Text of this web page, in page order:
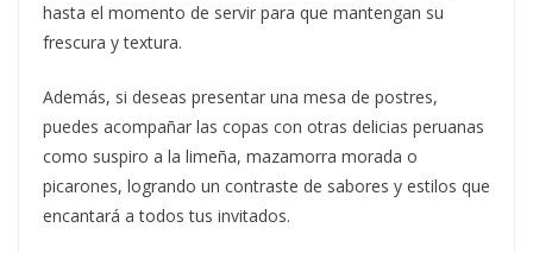
hasta el momento de servir para que mantengan su
frescura y textura.
Además, si deseas presentar una mesa de postres,
puedes acompañar las copas con otras delicias peruanas
como suspiro a la limeña, mazamorra morada o
picarones, logrando un contraste de sabores y estilos que
encantará a todos tus invitados.